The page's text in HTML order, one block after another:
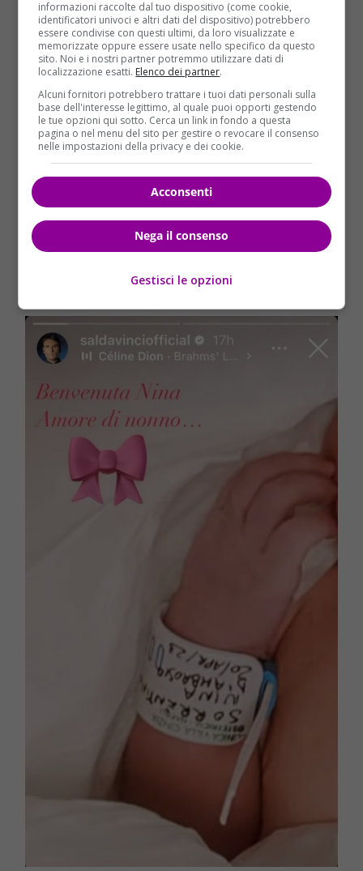
“Benvenuta amore di papà” la
gioia di Francesco Da Vinci e
Riccarda
Oltre a Sal Da Vinci anche il figlio
compagna Riccarda hanno dato il benvenuto alla
piccola Nina
. I due genitori hanno infatti pubblicato
sui loro profili social alcune storie dove rivelano tutta
scritto Francesco a corredo di un fiocco rosa.
informazioni raccolte dal tuo dispositivo (come cookie,
identificatori univoci e altri dati del dispositivo) potrebbero
essere condivise con questi ultimi, da loro visualizzate e
memorizzate oppure essere usate nello specifico da questo
sito. Noi e i nostri partner potremmo utilizzare dati di
localizzazione esatti. Elenco dei partner.
Alcuni fornitori potrebbero trattare i tuoi dati personali sulla
base dell'interesse legittimo, al quale puoi opporti gestendo
le tue opzioni qui sotto. Cerca un link in fondo a questa
pagina o nel menu del sito per gestire o revocare il consenso
nelle impostazioni della privacy e dei cookie.
Acconsenti
Nega il consenso
Gestisci le opzioni